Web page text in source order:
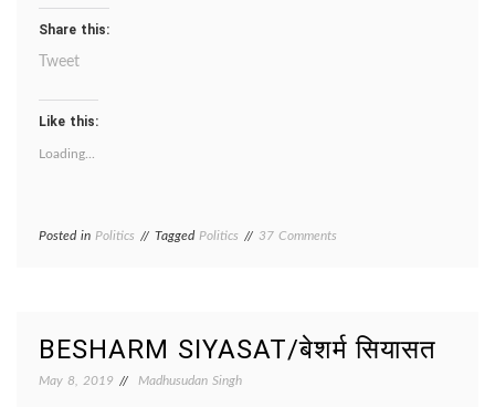
Share this:
Tweet
Like this:
Loading...
Posted in Politics Tagged Politics 37 Comments
BESHARM SIYASAT/बेशर्म सियासत
May 8, 2019 Madhusudan Singh